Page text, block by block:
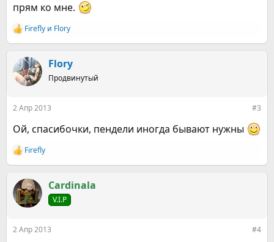
прям ко мне.
Р
е
к
ц
и
Firefly и Flory
Flory
Продвинутый
2 Апр 2013 #3
Ой, спасибочки, пендели иногда бывают нужны
Р
е
к
ц
и
Firefly
Cardinala
V.I.P
2 Апр 2013 #4